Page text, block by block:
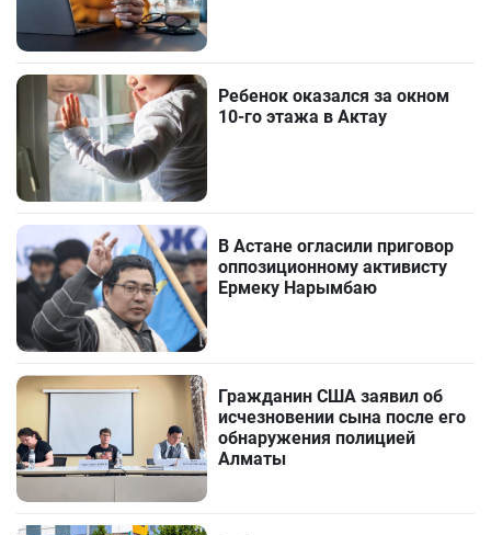
Ребенок оказался за окном
10-го этажа в Актау
В Астане огласили приговор
оппозиционному активисту
Ермеку Нарымбаю
Гражданин США заявил об
исчезновении сына после его
обнаружения полицией
Алматы